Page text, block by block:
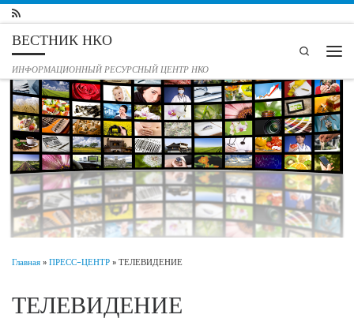
Перейти к содержимому
ВЕСТНИК НКО
ИНФОРМАЦИОННЫЙ РЕСУРСНЫЙ ЦЕНТР НКО
Search
Главная»ПРЕСС-ЦЕНТР»ТЕЛЕВИДЕНИЕ
ТЕЛЕВИДЕНИЕ